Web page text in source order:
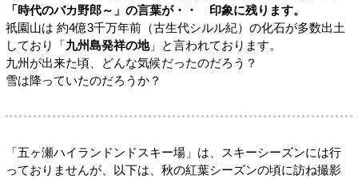
「時代のバカ野郎～」の言葉が・・ 印象に残ります。
祇園山は 約4億3千万年前（古生代シルル紀）の化石が多数出土
しており「九州島発祥の地」と言われております。
九州が出来た頃、どんな気候だったのだろう？
雪は降っていたのだろうか？
「五ヶ瀬ハイランドンドスキー場」は、スキーシーズンには行
っておりませんが、以下は、秋の紅葉シーズンの頃に訪ね撮影